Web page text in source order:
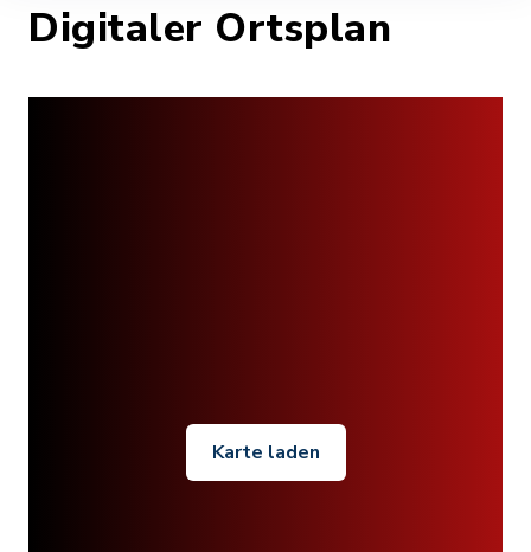
Digitaler Ortsplan
Karte laden